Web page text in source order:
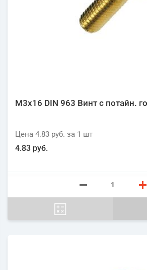
М3х16 DIN 963 Винт с потайн.
Цена 4.83 руб. за 1 шт
4.83 руб.